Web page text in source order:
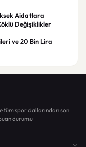
Aidatlara
Değişiklikler
ve 20 Bin Lira
tüm spor dallarından son
durumu